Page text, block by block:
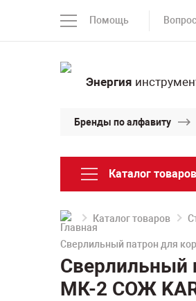
Помощь
Энергия
Бренды по алфавиту
Каталог товаров
Каталог товаров
Сверлильный патрон для
Сверлильный
МК-2 СОЖ